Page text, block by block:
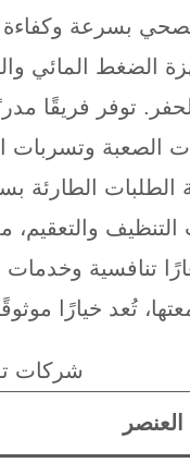
بسرعة وكفاءة
الضغط المائي
توفر فريقًا
الصعبة وتسربات
الطلبات الطارئة
التنظيف
تنافسية
تُعد خيارًا
شركات
العنصر